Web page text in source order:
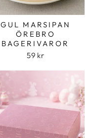
GUL MARSIPAN
ÖREBRO
BAGERIVAROR
59 kr